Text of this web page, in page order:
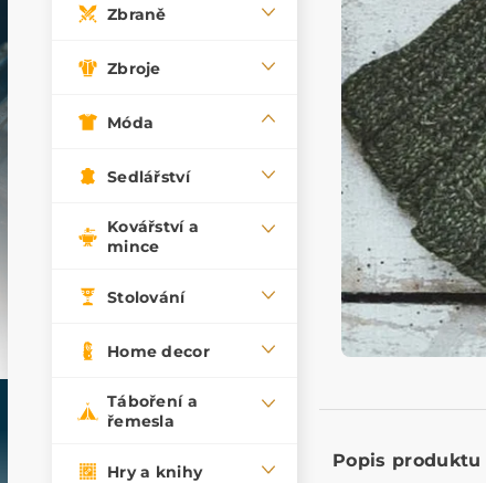
Zbraně
Zbroje
Móda
Sedlářství
Kovářství a
mince
Stolování
Home decor
Táboření a
řemesla
Hry a knihy
Popis produktu